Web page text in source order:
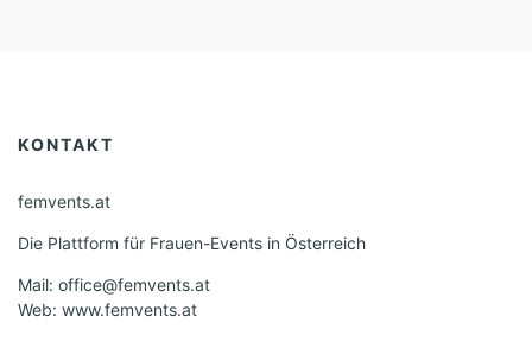
KONTAKT
femvents.at
Die Plattform für Frauen-Events in Österreich
Mail: office@femvents.at
Web: www.femvents.at